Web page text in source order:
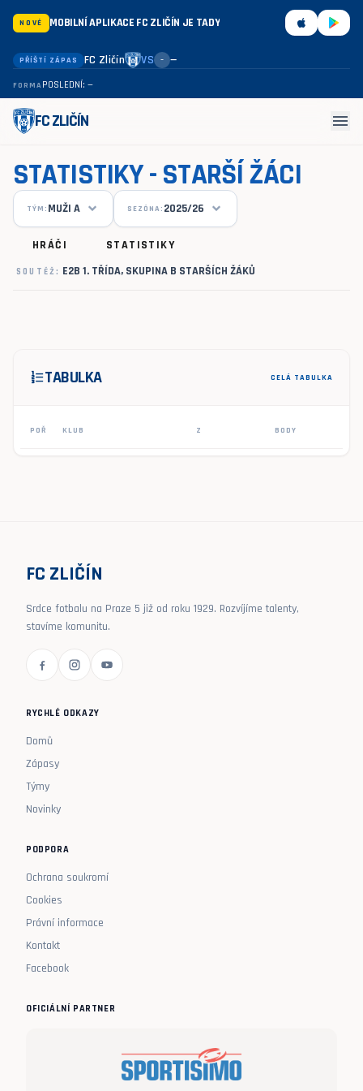
NOVÉ MOBILNÍ APLIKACE FC ZLIČÍN JE TADY
PŘÍŠTÍ ZÁPAS FC Zličín VS – —
FORMAPOSLEDNÍ: —
FC ZLIČÍN menu
STATISTIKY - STARŠÍ ŽÁCI
TÝM: MUŽI A SEZÓNA: 2025/26
HRÁČI STATISTIKY
SOUTĚŽ: E2B 1. TŘÍDA, SKUPINA B STARŠÍCH ŽÁKŮ
format_list_numberedTABULKA CELÁ TABULKA
POŘ KLUB Z BODY
FC ZLIČÍN
Srdce fotbalu na Praze 5 již od roku 1929. Rozvíjíme talenty,
stavíme komunitu.
RYCHLÉ ODKAZY
Domů
Zápasy
Týmy
Novinky
PODPORA
Ochrana soukromí
Cookies
Právní informace
Kontakt
Facebook
OFICIÁLNÍ PARTNER